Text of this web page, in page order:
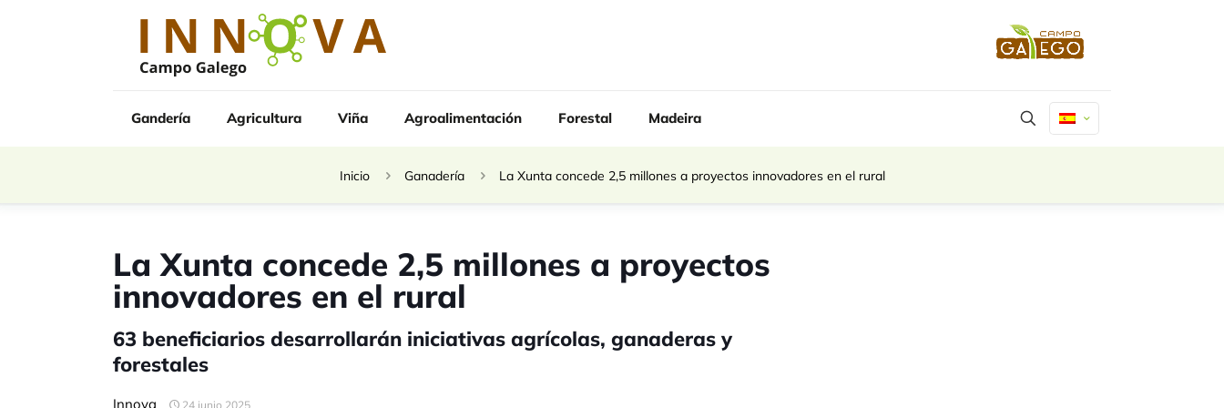
Gandería Agricultura Viña Agroalimentación Forestal Madeira
Inicio Ganadería La Xunta concede 2,5 millones a proyectos innovadores en el rural
La Xunta concede 2,5 millones a proyectos
innovadores en el rural
63 beneficiarios desarrollarán iniciativas agrícolas, ganaderas y
forestales
Innova 24 junio 2025